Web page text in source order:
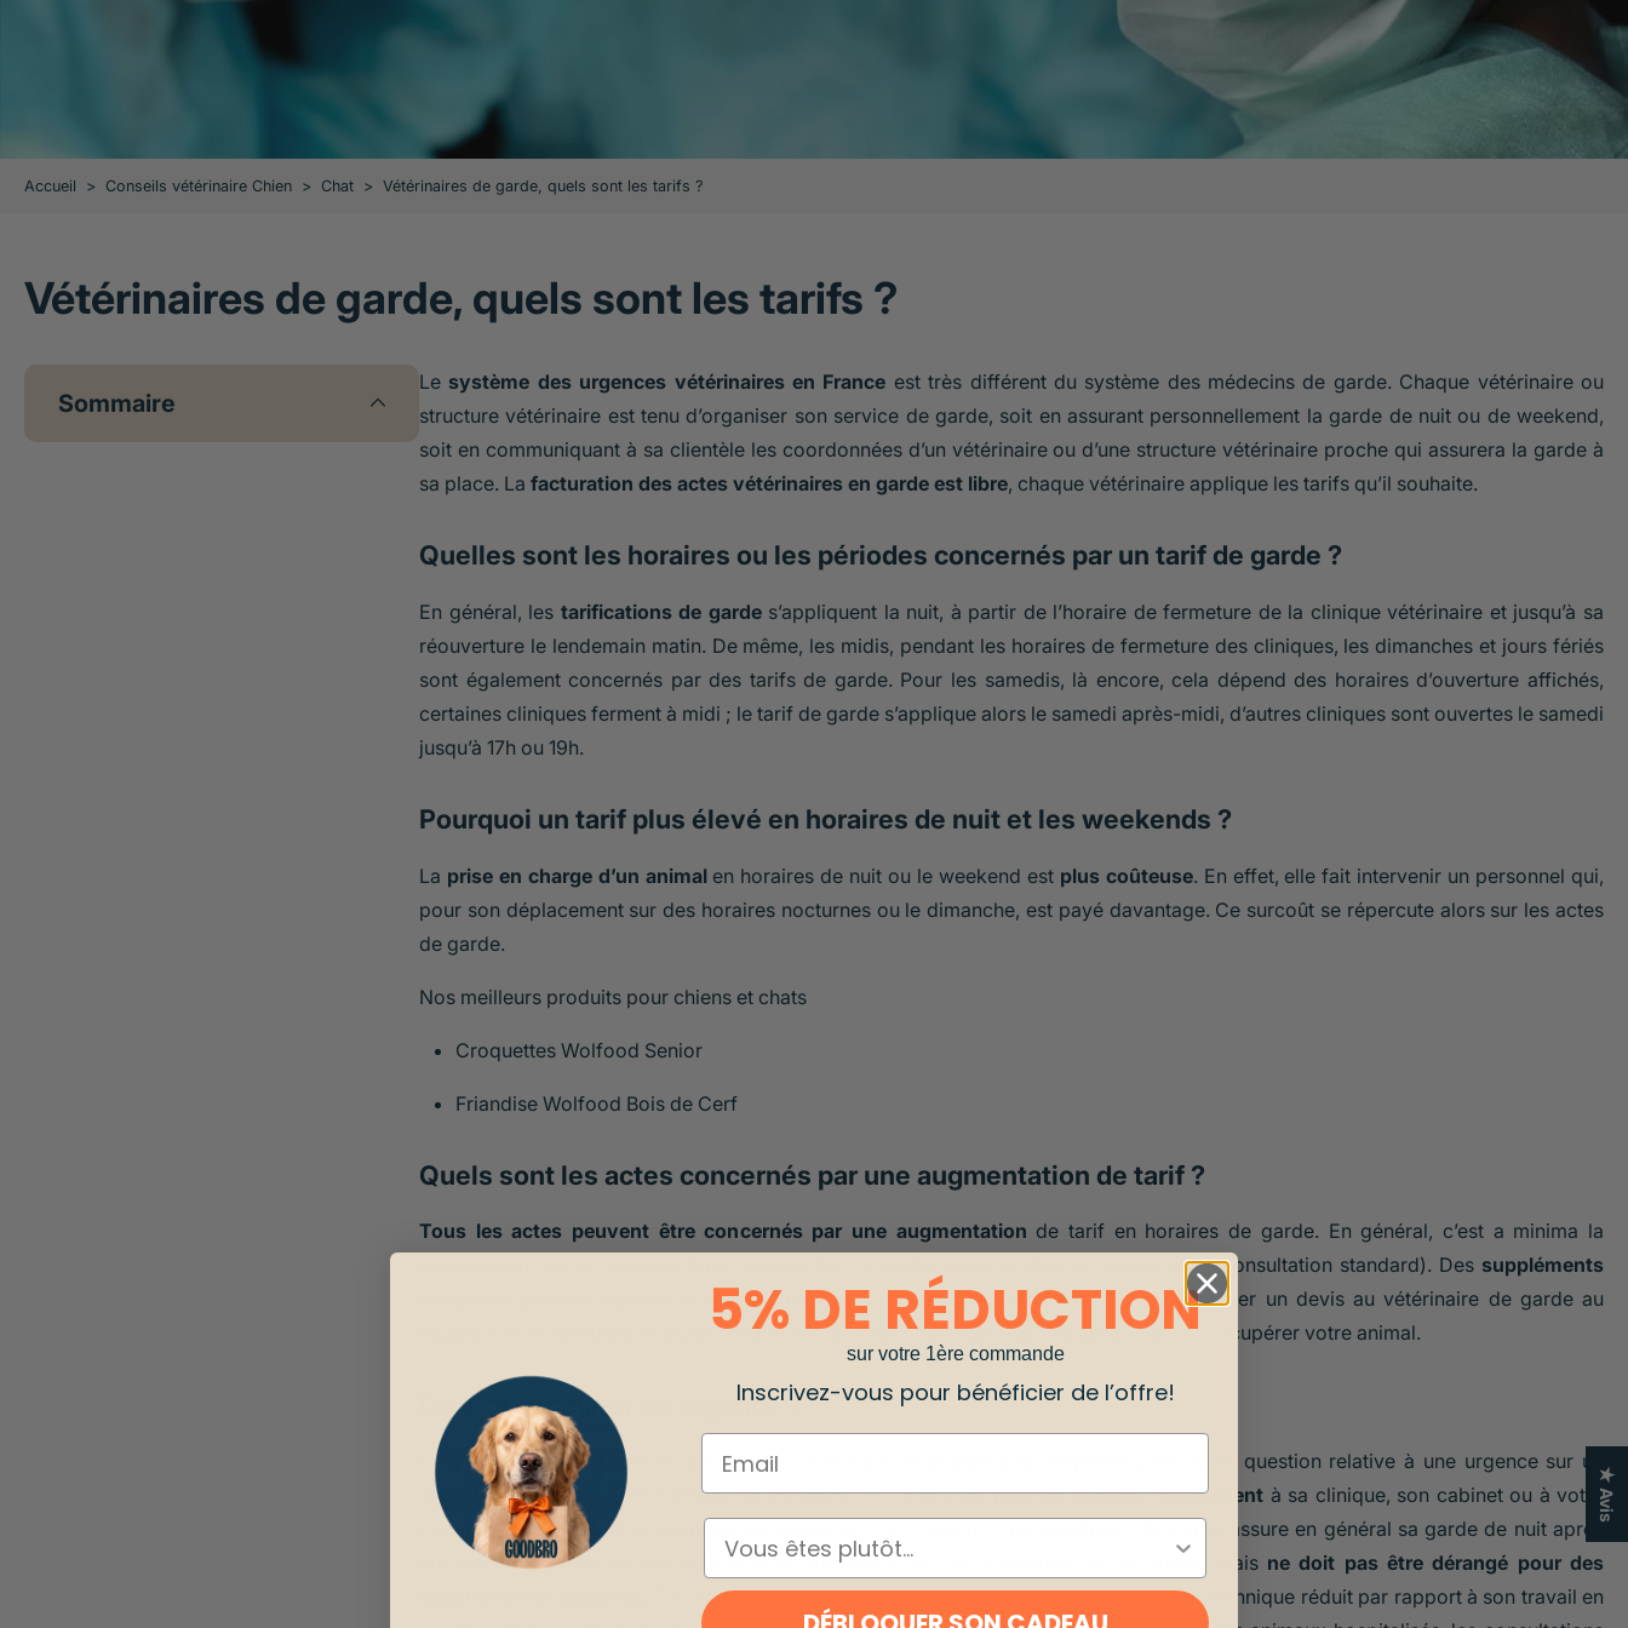
Accueil > Conseils vétérinaire Chien > Chat > Vétérinaires de garde, quels sont les tarifs ?
Vétérinaires de garde, quels sont les tarifs ?
Sommaire
Le système des urgences vétérinaires en France est très différent du système des médecins de garde. Chaque vétérinaire ou
structure vétérinaire est tenu d’organiser son service de garde, soit en assurant personnellement la garde de nuit ou de weekend,
soit en communiquant à sa clientèle les coordonnées d’un vétérinaire ou d’une structure vétérinaire proche qui assurera la garde à
sa place. La facturation des actes vétérinaires en garde est libre, chaque vétérinaire applique les tarifs qu’il souhaite.
Quelles sont les horaires ou les périodes concernés par un tarif de garde ?
En général, les tarifications de gardes’appliquent la nuit, à partir de l’horaire de fermeture de la clinique vétérinaire et jusqu’à sa
réouverture le lendemain matin. De même, les midis, pendant les horaires de fermeture des cliniques, les dimanches et jours fériés
sont également concernés par des tarifs de garde. Pour les samedis, là encore, cela dépend des horaires d’ouverture affichés,
certaines cliniques ferment à midi ; le tarif de garde s’applique alors le samedi après-midi, d’autres cliniques sont ouvertes le samedi
jusqu’à 17h ou 19h.
Pourquoi un tarif plus élevé en horaires de nuit et les weekends ?
La prise en charge d’un animalen horaires de nuit ou le weekend est plus coûteuse. En effet, elle fait intervenir un personnel qui,
pour son déplacement sur des horaires nocturnes ou le dimanche, est payé davantage. Ce surcoût se répercute alors sur les actes
de garde.
Nos meilleurs produits pour chiens et chats
Croquettes Wolfood Senior
Friandise Wolfood Bois de Cerf
Quels sont les actes concernés par une augmentation de tarif ?
Tous les actes peuvent être concernés par une augmentation de tarif en horaires de garde. En général, c’est a minima la
consultation qui est majorée (une consultation de garde coûte environ le double d’une consultation standard). Des suppléments
peuvent également être facturés sur certains actes. N’hésitez pas à demander un devis au vétérinaire de garde au
moment de la consultation d’urgence pour éviter toute mauvaise surprise au moment de récupérer votre animal.
Dois-je consulter en urgence ?
Un vétérinaire de garde
est un docteur vétérinaire disponible par téléphone pour toute question relative à une urgence sur un
animal de compagnie. En fonction de l’urgence, ce vétérinairepeut se déplacer rapidement à sa clinique, son cabinet ou à votre
domicile pour recevoir et examiner un animal en état d’urgence. Le vétérinaire de garde assure en général sa garde de nuit après
une longue journée de travail. Il se rend disponible en cas d’urgence sur un animal maisne doit pas être dérangé pour des
Ce vétérinaire intervient souvent seul et dispose d’un plateau technique réduit par rapport à son travail en
★ Avis
5% DE RÉDUCTION
sur votre 1ère commande
Inscrivez-vous pour bénéficier de l’offre!
Email
ESPÈCE